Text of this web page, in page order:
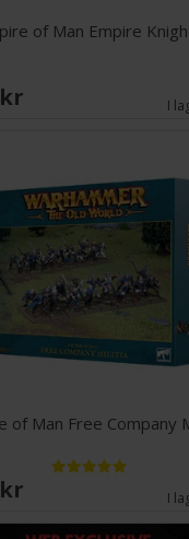
of Man Empire
I
of Man Free Company
I